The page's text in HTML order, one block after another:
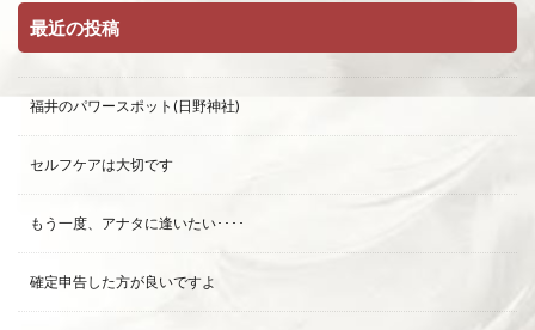
最近の投稿
福井のパワースポット(日野神社)
セルフケアは大切です
もう一度、アナタに逢いたい････
確定申告した方が良いですよ